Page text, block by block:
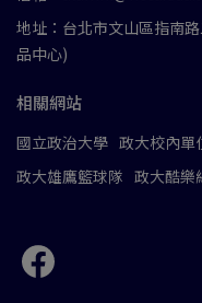
地址：台北市文山區指南
品中心)
相關網站
國立政治大學 政大校內單
政大雄鷹籃球隊 政大酷樂